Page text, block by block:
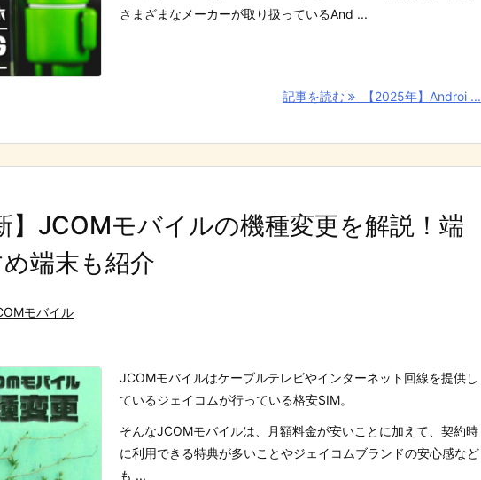
さまざまなメーカーが取り扱っているAnd ...
記事を読む 【2025年】Androi ...
】JCOMモバイルの機種変更を解説！端
端末も紹介
モバイル
JCOMモバイルはケーブルテレビやインターネット回線を提供し
ているジェイコムが行っている格安SIM。
そんなJCOMモバイルは、月額料金が安いことに加えて、契約時
に利用できる特典が多いことやジェイコムブランドの安心感など
も ...